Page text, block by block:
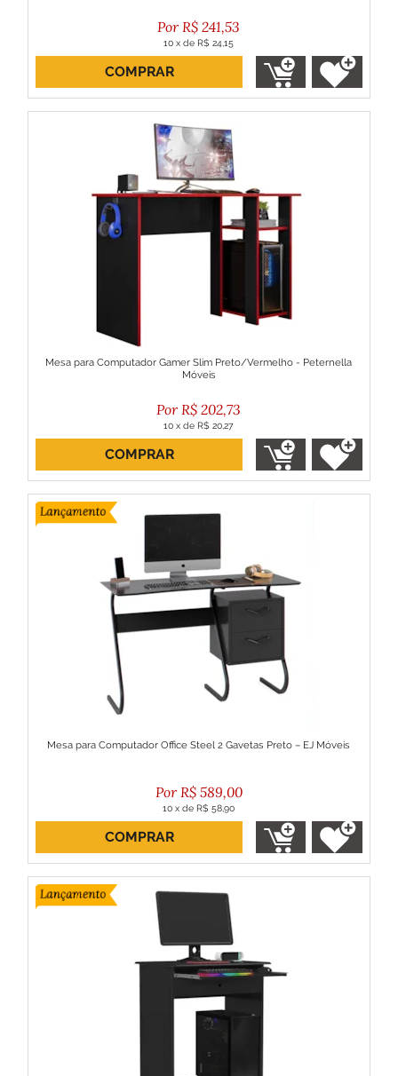
R$ 241,53
10 x de R$ 24,15
ou R$ 217,38 no boleto
COMPRAR
Mesa para Computador Gamer Slim Preto/Vermelho - Peternella
Móveis
R$ 202,73
10 x de R$ 20,27
ou R$ 182,46 no boleto
COMPRAR
Mesa para Computador Office Steel 2 Gavetas Preto – EJ Móveis
R$ 589,00
10 x de R$ 58,90
ou R$ 530,10 no boleto
COMPRAR